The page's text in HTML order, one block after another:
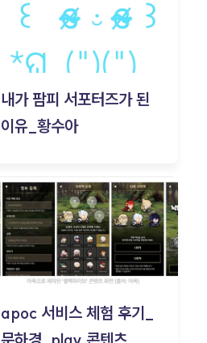
내가 팜피 서포터즈가 된
이유_황수아
apoc 서비스 체험 후기_